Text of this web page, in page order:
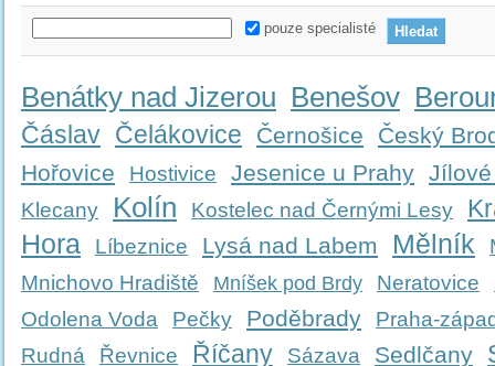
pouze specialisté
Benátky nad Jizerou Benešov
Čáslav Čelákovice Černošice
Český
Hořovice
Hostivice Jesenice u Prahy
Klecany Kolín Kostelec nad Černými Lesy
Hora Líbeznice Lysá nad Labem Mělník
Mnichovo Hradiště
Mníšek pod Brdy Neratovice
Odolena Voda
Pečky Poděbrady
Praha-
Rudná
Řevnice Říčany Sázava Sedlčany